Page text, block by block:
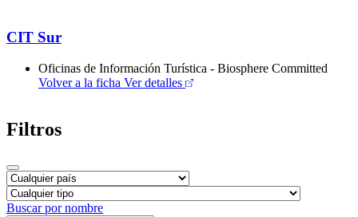
CIT Sur
Oficinas de Información Turística - Biosphere Committed
Volver a la ficha Ver detalles
Filtros
Buscar por nombre